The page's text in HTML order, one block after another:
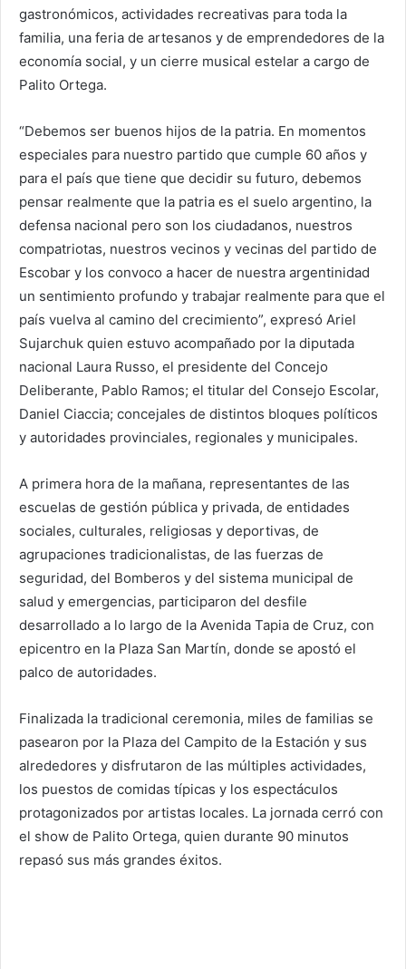
gastronómicos, actividades recreativas para toda la
familia, una feria de artesanos y de emprendedores de la
economía social, y un cierre musical estelar a cargo de
Palito Ortega.
“Debemos ser buenos hijos de la patria. En momentos
especiales para nuestro partido que cumple 60 años y
para el país que tiene que decidir su futuro, debemos
pensar realmente que la patria es el suelo argentino, la
defensa nacional pero son los ciudadanos, nuestros
compatriotas, nuestros vecinos y vecinas del partido de
Escobar y los convoco a hacer de nuestra argentinidad
un sentimiento profundo y trabajar realmente para que el
país vuelva al camino del crecimiento”, expresó Ariel
Sujarchuk quien estuvo acompañado por la diputada
nacional Laura Russo, el presidente del Concejo
Deliberante, Pablo Ramos; el titular del Consejo Escolar,
Daniel Ciaccia; concejales de distintos bloques políticos
y autoridades provinciales, regionales y municipales.
A primera hora de la mañana, representantes de las
escuelas de gestión pública y privada, de entidades
sociales, culturales, religiosas y deportivas, de
agrupaciones tradicionalistas, de las fuerzas de
seguridad, del Bomberos y del sistema municipal de
salud y emergencias, participaron del desfile
desarrollado a lo largo de la Avenida Tapia de Cruz, con
epicentro en la Plaza San Martín, donde se apostó el
palco de autoridades.
Finalizada la tradicional ceremonia, miles de familias se
pasearon por la Plaza del Campito de la Estación y sus
alrededores y disfrutaron de las múltiples actividades,
los puestos de comidas típicas y los espectáculos
protagonizados por artistas locales. La jornada cerró con
el show de Palito Ortega, quien durante 90 minutos
repasó sus más grandes éxitos.